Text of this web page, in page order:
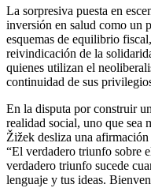
La sorpresiva puesta en
inversión en salud como un
esquemas de equilibrio
reivindicación de la
quienes utilizan el
continuidad de sus
En la disputa por construir
realidad social, uno que sea
Žižek desliza una
“El verdadero triunfo sobre
verdadero triunfo sucede
lenguaje y tus ideas.